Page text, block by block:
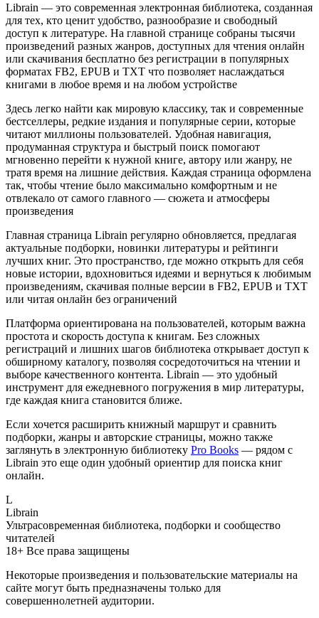
Librain — это современная электронная библиотека, созданная
для тех, кто ценит удобство, разнообразие и свободный
доступ к литературе. На главной странице собраны тысячи
произведений разных жанров, доступных для чтения онлайн
или скачивания бесплатно без регистрации в популярных
форматах FB2, EPUB и TXT что позволяет наслаждаться
книгами в любое время и на любом устройстве
Здесь легко найти как мировую классику, так и современные
бестселлеры, редкие издания и популярные серии, которые
читают миллионы пользователей. Удобная навигация,
продуманная структура и быстрый поиск помогают
мгновенно перейти к нужной книге, автору или жанру, не
тратя время на лишние действия. Каждая страница оформлена
так, чтобы чтение было максимально комфортным и не
отвлекало от самого главного — сюжета и атмосферы
произведения
Главная страница Librain регулярно обновляется, предлагая
актуальные подборки, новинки литературы и рейтинги
лучших книг. Это пространство, где можно открыть для себя
новые истории, вдохновиться идеями и вернуться к любимым
произведениям, скачивая полные версии в FB2, EPUB и TXT
или читая онлайн без ограничений
Платформа ориентирована на пользователей, которым важна
простота и скорость доступа к книгам. Без сложных
регистраций и лишних шагов библиотека открывает доступ к
обширному каталогу, позволяя сосредоточиться на чтении и
выборе качественного контента. Librain — это удобный
инструмент для ежедневного погружения в мир литературы,
где каждая книга становится ближе.
Если хочется расширить книжный маршрут и сравнить
подборки, жанры и авторские страницы, можно также
заглянуть в электронную библиотеку Pro Books — рядом с
Librain это еще один удобный ориентир для поиска книг
онлайн.
L
Librain
Ультрасовременная библиотека, подборки и сообщество
читателей
18+ Все права защищены
Некоторые произведения и пользовательские материалы на
сайте могут быть предназначены только для
совершеннолетней аудитории.